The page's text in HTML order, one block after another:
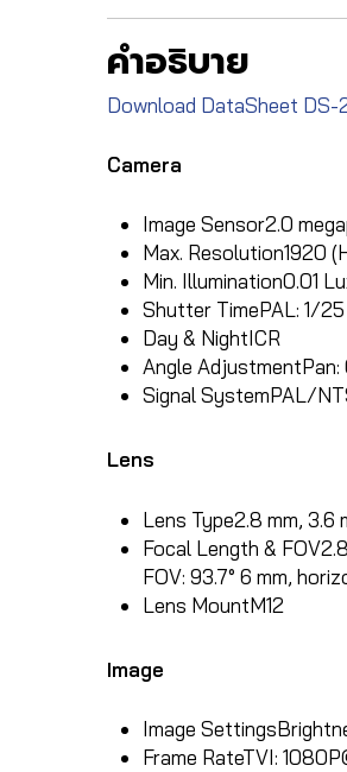
คำอธิบาย
Download DataSheet DS-
Camera
Image Sensor2.0
Max. Resolution1920
Min. Illumination0.01
Shutter TimePAL: 1/
Day & NightICR
Angle Adjustment
Signal SystemPAL/
Lens
Lens Type2.8 mm, 3.6
Focal Length & FOV
FOV: 93.7° 6 mm,
Lens MountM12
Image
Image Settings
Frame RateTVI: